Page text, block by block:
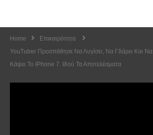
Home
Επικαιρότητα
YouTuber Προσπάθησε Να Λυγίσει, Να Γδάρει Και Να
Κάψει Το IPhone 7. Ιδού Τα Αποτελέσματα